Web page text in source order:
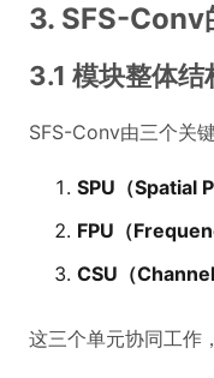
3. SFS-Conv
3.1 模块整体结
SFS-Conv由三个关
SPU（Spatial
FPU（
CSU（
这三个单元协同工作